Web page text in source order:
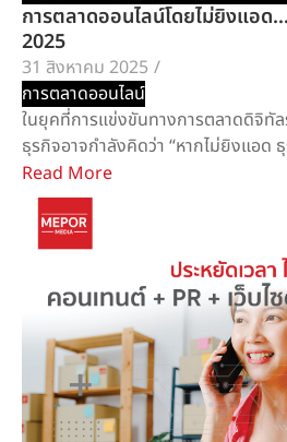
การตลาดออนไลน์โดยไม่ยิงแอ
2025
31 สิงหาคม 2025 /
การตลาดออนไลน์
ในยุคที่การแข่งขันทางการตลาดดิจิทั
ธุรกิจอาจกำลังคิดว่า “หากไม่ยิงแอด
Read More